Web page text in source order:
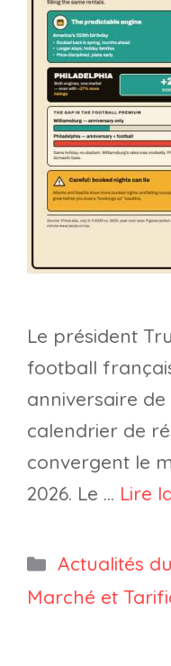
Le président
football
anniversaire de
calendrier de
convergent le
2026. Le … Lire
Catégories
Actualités
Marché et